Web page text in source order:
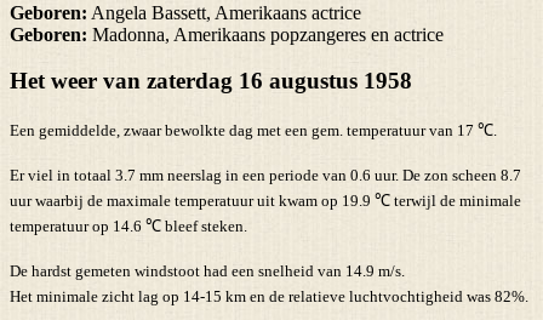
Geboren: Angela Bassett, Amerikaans actrice
Geboren: Madonna, Amerikaans popzangeres en actrice
Het weer van zaterdag 16 augustus 1958
Een gemiddelde, zwaar bewolkte dag met een gem. temperatuur van 17 ℃.
Er viel in totaal 3.7 mm neerslag in een periode van 0.6 uur. De zon scheen 8.7
uur waarbij de maximale temperatuur uit kwam op 19.9 ℃ terwijl de minimale
temperatuur op 14.6 ℃ bleef steken.
De hardst gemeten windstoot had een snelheid van 14.9 m/s.
Het minimale zicht lag op 14-15 km en de relatieve luchtvochtigheid was 82%.